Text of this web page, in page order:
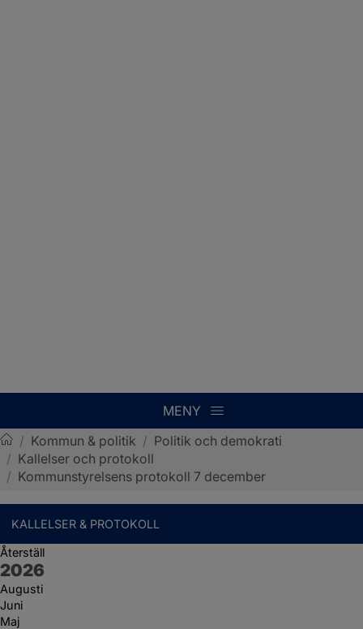
MENY
Sotenäs kommun
/ Kommun & politik / Politik och demokrati
/ Kallelser och protokoll
/ Kommunstyrelsens protokoll 7 december
KALLELSER & PROTOKOLL
Återställ
År:
2026
Augusti
Juni
Maj